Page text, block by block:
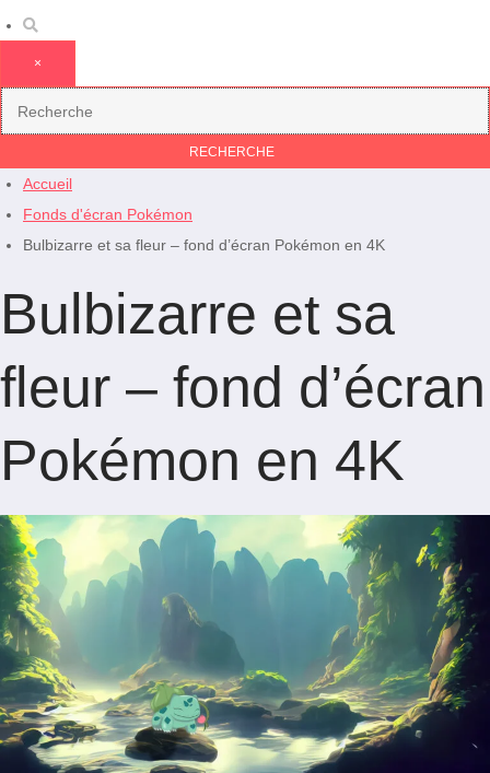
×
Accueil
Fonds d'écran Pokémon
Bulbizarre et sa fleur – fond d’écran Pokémon en 4K
Bulbizarre et sa
fleur – fond d’écran
Pokémon en 4K